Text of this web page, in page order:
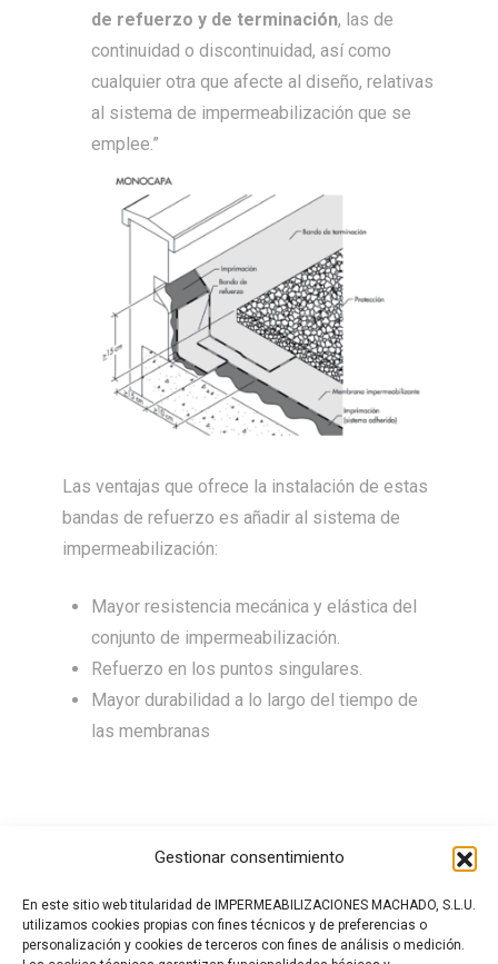
Gestionar consentimiento
En este sitio web titularidad de IMPERMEABILIZACIONES MACHADO, S.L.U.
utilizamos cookies propias con fines técnicos y de preferencias o
personalización y cookies de terceros con fines de análisis o medición.
de refuerzo y de terminación, las de
continuidad o discontinuidad, así como
cualquier otra que afecte al diseño, relativas
al sistema de impermeabilización que se
emplee.”
Las ventajas que ofrece la instalación de estas
bandas de refuerzo es añadir al sistema de
impermeabilización:
Mayor resistencia mecánica y elástica del
conjunto de impermeabilización.
Refuerzo en los puntos singulares.
Mayor durabilidad a lo largo del tiempo de
las membranas